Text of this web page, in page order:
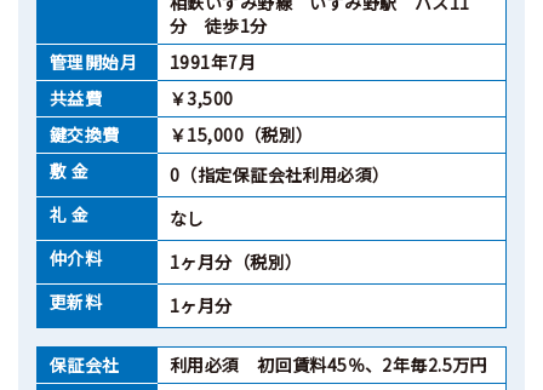
分 徒歩1分
管理開始月
1991年7月
共益費
￥3,500
鍵交換費
￥15,000（税別）
敷 金
0（指定保証会社利用必須）
礼 金
なし
仲介料
1ヶ月分（税別）
更新料
1ヶ月分
保証会社
利用必須 初回賃料45％、2年毎2.5万円